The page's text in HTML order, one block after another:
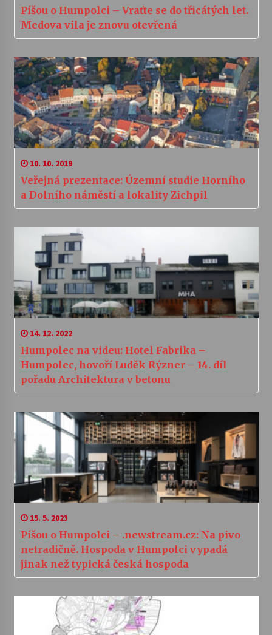
Píšou o Humpolci – Vraťte se do třicátých let.
Medova vila je znovu otevřená
10. 10. 2019
Veřejná prezentace: Územní studie Horního
a Dolního náměstí a lokality Zichpil
14. 12. 2022
Humpolec na videu: Hotel Fabrika –
Humpolec, hovoří Luděk Rýzner – 14. díl
pořadu Architektura v betonu
15. 5. 2023
Píšou o Humpolci – .newstream.cz: Na pivo
netradičně. Hospoda v Humpolci vypadá
jinak než typická česká hospoda